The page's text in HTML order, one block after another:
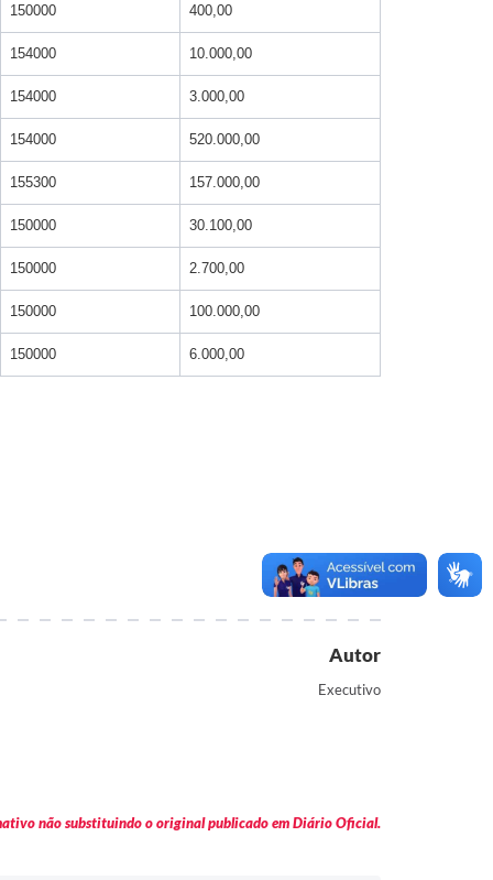
150000 400,00
154000 10.000,00
154000 3.000,00
154000 520.000,00
155300 157.000,00
150000 30.100,00
150000 2.700,00
150000 100.000,00
150000 6.000,00
Autor
Executivo
não substituindo o original publicado em Diário Oficial.